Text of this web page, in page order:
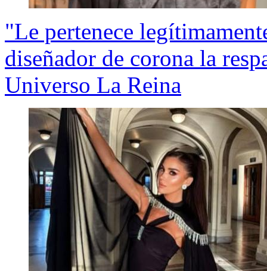
"Le pertenece
diseñador de corona la
Universo La Reina